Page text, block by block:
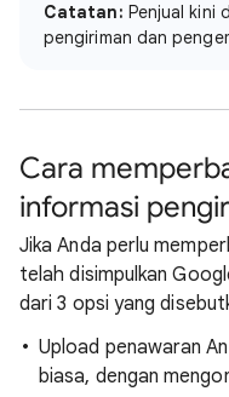
Catatan: Penjual kini
pengiriman dan
Cara
informasi
Jika Anda perlu
telah disimpulkan
dari 3 opsi yang
Upload penawaran
biasa, dengan